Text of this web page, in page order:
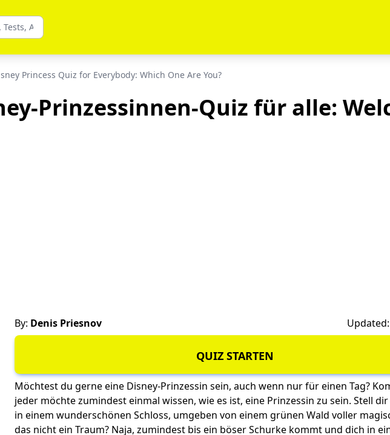
Princess Quiz for Everybody: Which One Are You?
Prinzessinnen-Quiz für alle:
By: Denis Priesnov
QUIZ STARTEN
Möchtest du gerne eine Disney-Prinzessin sein, auch wenn nur für einen Tag?
jeder möchte zumindest einmal wissen, wie es ist, eine Prinzessin zu sein. Stell
in einem wunderschönen Schloss, umgeben von einem grünen Wald voller
das nicht ein Traum? Naja, zumindest bis ein böser Schurke kommt und dich in